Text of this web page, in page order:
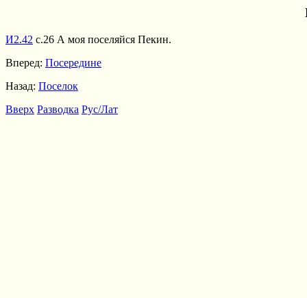
И2.42 с.26 А моя поселяйся Пекин.
Вперед: Посередине
Назад: Поселок
Вверх Разводка Рус/Лат